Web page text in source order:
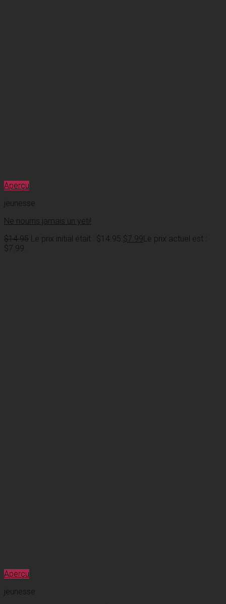
Aperçu
jeunesse
Ne nourris jamais un yéti!
$14.95 Le prix initial était : $14.95. $7.99Le prix actuel est :
$7.99.
Aperçu
jeunesse